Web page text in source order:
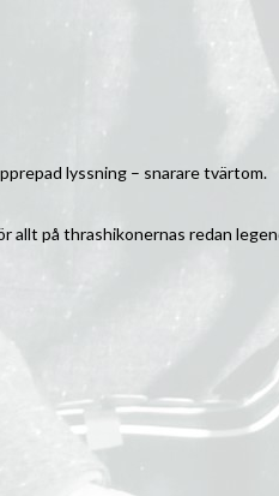
lyssning – snarare tvärtom.
allt på thrashikonernas redan